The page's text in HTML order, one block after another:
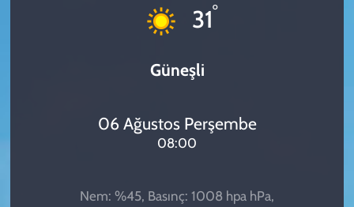
31°
Güneşli
06 Ağustos Perşembe
08:00
Nem: %45, Basınç: 1008 hpa hPa,